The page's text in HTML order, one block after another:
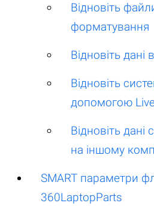
Відновіть
форматування
Відновіть дані
Відновіть
допомогою
Відновіть дані
на іншому
SMART параметри
360LaptopParts